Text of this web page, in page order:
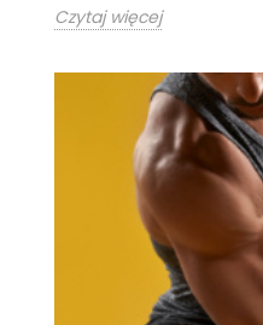
Czytaj więcej